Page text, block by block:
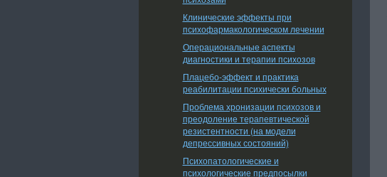
Клинические эффекты при
психофармакологическом лечении
Операциональные аспекты
диагностики и терапии психозов
Плацебо-эффект и практика
реабилитации психически больных
Проблема хронизации психозов и
преодоление терапевтической
резистентности (на модели
депрессивных состояний)
Психопатологические и
психологические предпосылки